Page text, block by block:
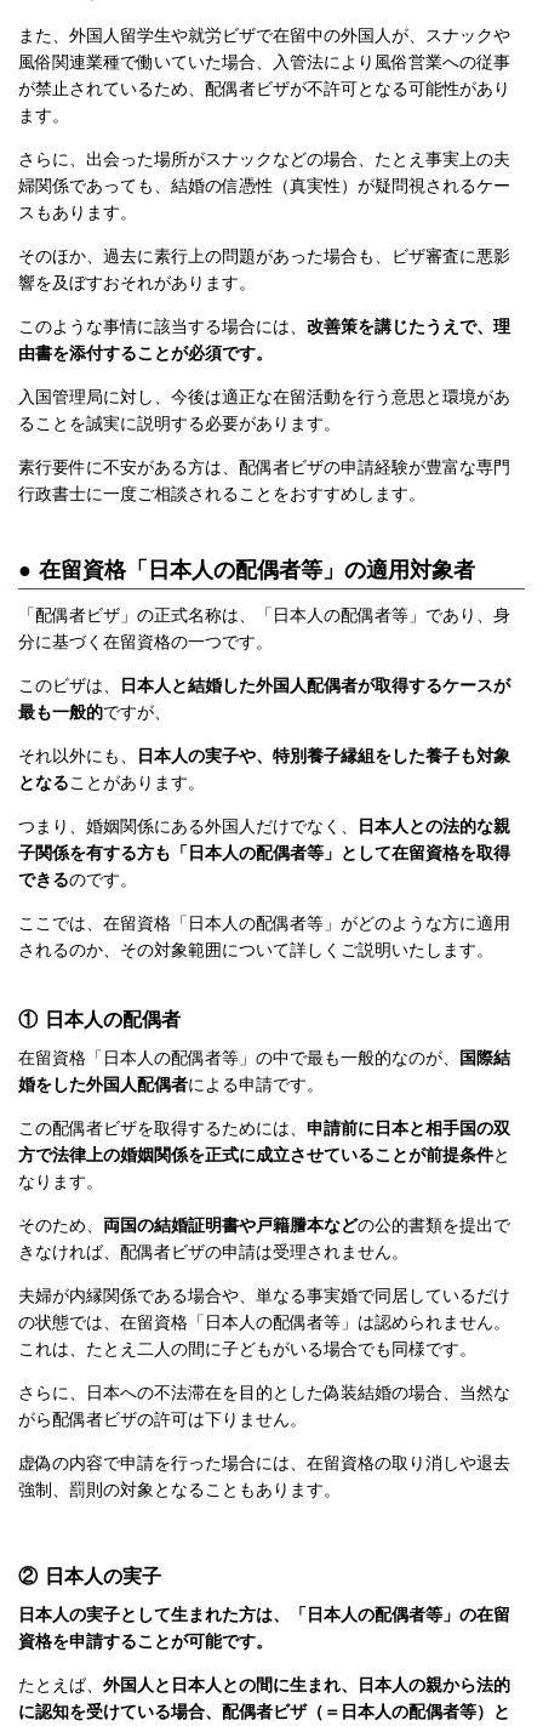
また、外国人留学生や就労ビザで在留中の外国人が、スナックや
風俗関連業種で働いていた場合、入管法により風俗営業への従事
が禁止されているため、配偶者ビザが不許可となる可能性があり
ます。
さらに、出会った場所がスナックなどの場合、たとえ事実上の夫
婦関係であっても、結婚の信憑性（真実性）が疑問視されるケー
スもあります。
そのほか、過去に素行上の問題があった場合も、ビザ審査に悪影
響を及ぼすおそれがあります。
このような事情に該当する場合には、 改善策を講じたうえで、理
由書を添付することが必須です。
入国管理局に対し、今後は適正な在留活動を行う意思と環境があ
ることを誠実に説明する必要があります。
素行要件に不安がある方は、配偶者ビザの申請経験が豊富な専門
行政書士に一度ご相談されることをおすすめします。
● 在留資格「日本人の配偶者等」の適用対象者
「配偶者ビザ」の正式名称は、「日本人の配偶者等」であり、身
分に基づく在留資格の一つです。
このビザは、
日本人と結婚した外国人配偶者が取得するケースが
最も一般的ですが、
それ以外にも、
日本人の実子や、特別養子縁組をした養子も対象
となることがあります。
つまり、婚姻関係にある外国人だけでなく、
日本人との法的な親
子関係を有する方も「日本人の配偶者等」として在留資格を取得
できるのです。
ここでは、在留資格「日本人の配偶者等」がどのような方に適用
されるのか、その対象範囲について詳しくご説明いたします。
① 日本人の配偶者
在留資格「日本人の配偶者等」の中で最も一般的なのが、 国際結
婚をした外国人配偶者による申請です。
この配偶者ビザを取得するためには、 申請前に日本と相手国の双
方で法律上の婚姻関係を正式に成立させていることが前提条件と
なります。
そのため、 両国の結婚証明書や戸籍謄本などの公的書類を提出で
きなければ、配偶者ビザの申請は受理されません。
夫婦が内縁関係である場合や、単なる事実婚で同居しているだけ
の状態では、在留資格「日本人の配偶者等」は認められません。
これは、たとえ二人の間に子どもがいる場合でも同様です。
さらに、日本への不法滞在を目的とした偽装結婚の場合、当然な
がら配偶者ビザの許可は下りません。
虚偽の内容で申請を行った場合には、在留資格の取り消しや退去
強制、罰則の対象となることもあります。
② 日本人の実子
日本人の実子として生まれた方は、「日本人の配偶者等」の在留
資格を申請することが可能です。
たとえば、 外国人と日本人との間に生まれ、日本人の親から法的
に認知を受けている場合、配偶者ビザ（＝日本人の配偶者等）と